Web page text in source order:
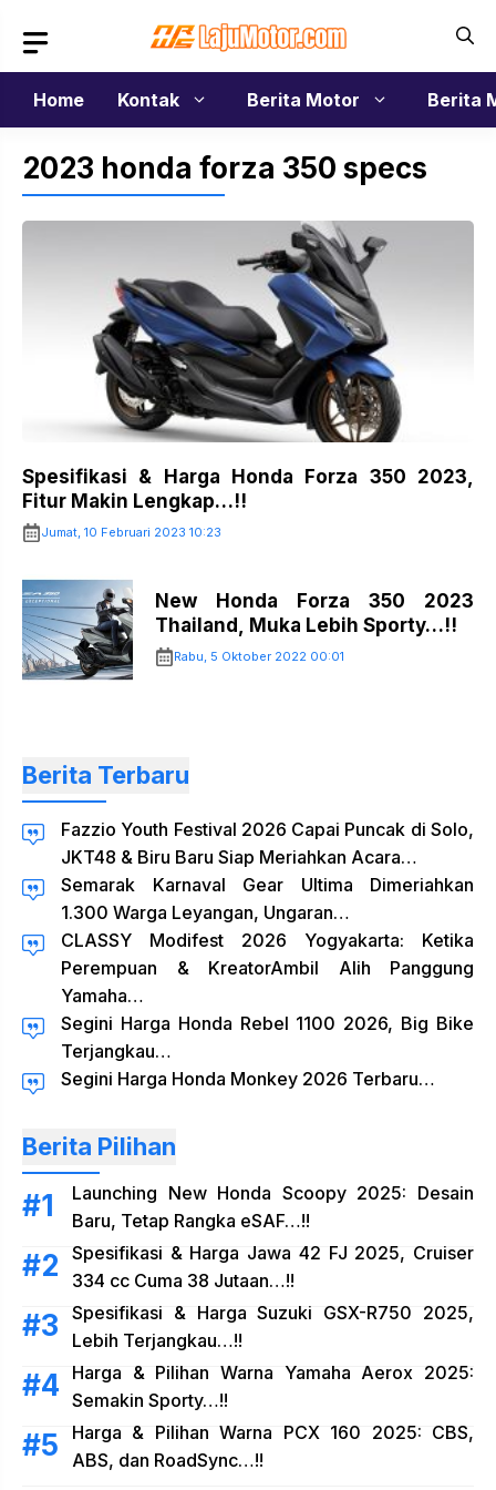
isi
Home
Kontak Berita Motor Berita
2023 honda forza 350 specs
Spesifikasi & Harga Honda Forza 350 2023,
Fitur Makin Lengkap…!!
Jumat, 10 Februari 2023 10:23
New Honda Forza 350 2023
Thailand, Muka Lebih Sporty…!!
Rabu, 5 Oktober 2022 00:01
Berita Terbaru
Fazzio Youth Festival 2026 Capai Puncak di Solo,
JKT48 & Biru Baru Siap Meriahkan Acara…
Semarak Karnaval Gear Ultima Dimeriahkan
1.300 Warga Leyangan, Ungaran…
CLASSY Modifest 2026 Yogyakarta: Ketika
Perempuan & KreatorAmbil Alih Panggung
Yamaha…
Segini Harga Honda Rebel 1100 2026, Big Bike
Terjangkau…
Segini Harga Honda Monkey 2026 Terbaru…
Berita Pilihan
Launching New Honda Scoopy 2025: Desain
Baru, Tetap Rangka eSAF…!!
Spesifikasi & Harga Jawa 42 FJ 2025, Cruiser
334 cc Cuma 38 Jutaan…!!
Spesifikasi & Harga Suzuki GSX-R750 2025,
Lebih Terjangkau…!!
Harga & Pilihan Warna Yamaha Aerox 2025:
Semakin Sporty…!!
Harga & Pilihan Warna PCX 160 2025: CBS,
ABS, dan RoadSync…!!